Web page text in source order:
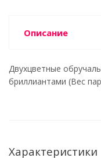
Описание
Двухцветные
бриллиантами (Вес
Характеристики